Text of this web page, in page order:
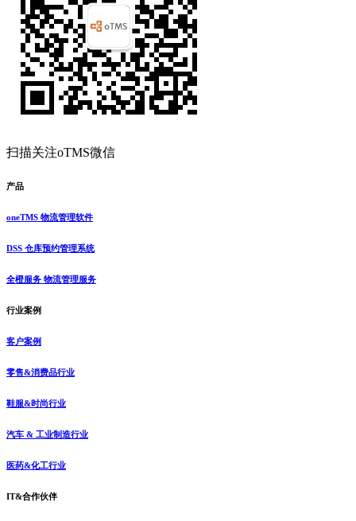
扫描关注oTMS微信
产品
oneTMS 物流管理软件
DSS 仓库预约管理系统
全橙服务 物流管理服务
行业案例
客户案例
零售&消费品行业
鞋服&时尚行业
汽车 & 工业制造行业
医药&化工行业
IT&合作伙伴